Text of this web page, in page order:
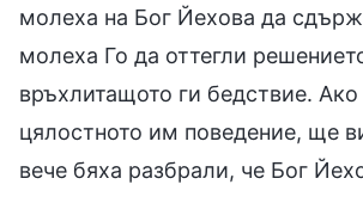
молеха на Бог Йехова да
молеха Го да оттегли
връхлитащото ги бедствие.
цялостното им поведение, ще
вече бяха разбрали, че Бог